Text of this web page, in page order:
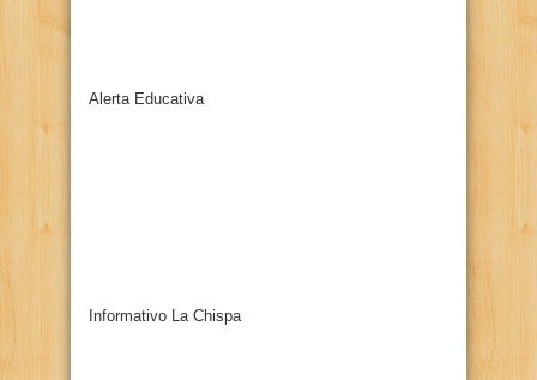
Alerta Educativa
Informativo La Chispa